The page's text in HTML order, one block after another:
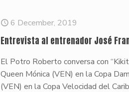
6 December, 2019
Entrevista al entrenador José
El Potro Roberto conversa con
Queen Mónica (VEN) en la Copa
(VEN) en la Copa Velocidad del